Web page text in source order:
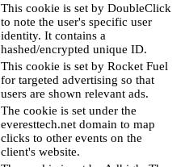
This cookie is set by DoubleClick
to note the user's specific user
identity. It contains a
hashed/encrypted unique ID.
This cookie is set by Rocket Fuel
for targeted advertising so that
users are shown relevant ads.
The cookie is set under the
everesttech.net domain to map
clicks to other events on the
client's website.